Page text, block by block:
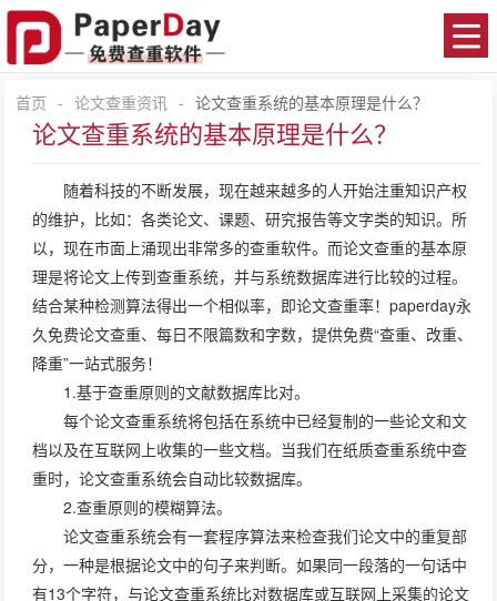
首页 - 论文查重资讯 - 论文查重系统的基本原理是什么？
论文查重系统的基本原理是什么？
随着科技的不断发展，现在越来越多的人开始注重知识产权
的维护，比如：各类论文、课题、研究报告等文字类的知识。所
以，现在市面上涌现出非常多的查重软件。而论文查重的基本原
理是将论文上传到查重系统，并与系统数据库进行比较的过程。
结合某种检测算法得出一个相似率，即论文查重率！paperday永
久免费论文查重、每日不限篇数和字数，提供免费“查重、改重、
降重”一站式服务！
1.基于查重原则的文献数据库比对。
每个论文查重系统将包括在系统中已经复制的一些论文和文
档以及在互联网上收集的一些文档。当我们在纸质查重系统中查
重时，论文查重系统会自动比较数据库。
2.查重原则的模糊算法。
论文查重系统会有一套程序算法来检查我们论文中的重复部
分，一种是根据论文中的句子来判断。如果同一段落的一句话中
有13个字符，与论文查重系统比对数据库或互联网上采集的论文